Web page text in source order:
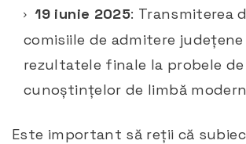
19 iunie 2025: Transmiterea
comisiile de admitere
rezultatele finale la probele
cunoștințelor de limbă
Este important să reții că